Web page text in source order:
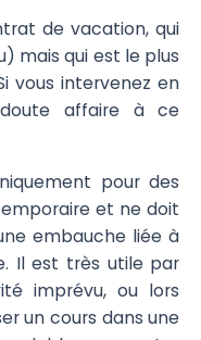
de vacation, qui
mais qui est le plus
vous intervenez en
doute affaire à ce
pour des
et ne doit
embauche liée à
Il est très utile par
imprévu, ou lors
un cours dans une